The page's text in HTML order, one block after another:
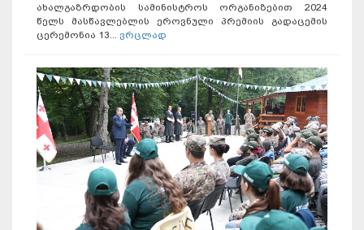
ახალგაზრდობის სამინისტროს ორგანიზებით 2024
წელს მასწავლებლის ეროვნული პრემიის გადაცემის
ცერემონია 13... ვრცლად